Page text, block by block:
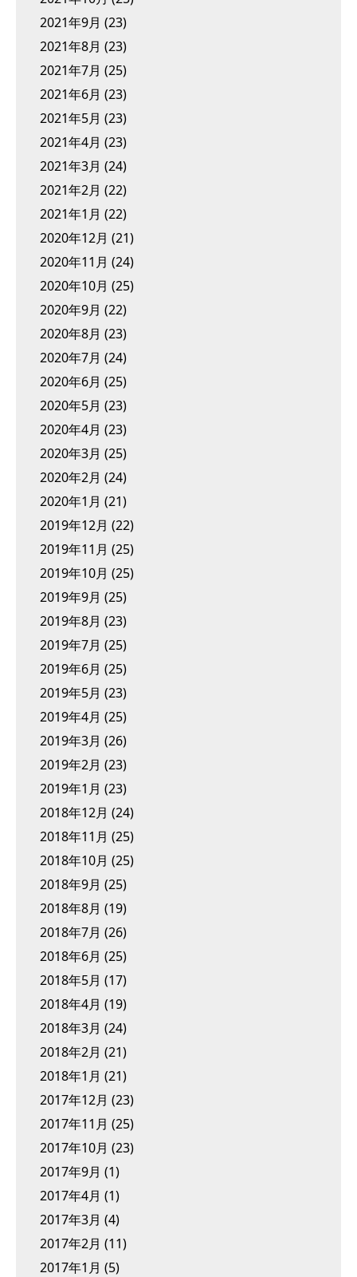
2021年9月 (23)
2021年8月 (23)
2021年7月 (25)
2021年6月 (23)
2021年5月 (23)
2021年4月 (23)
2021年3月 (24)
2021年2月 (22)
2021年1月 (22)
2020年12月 (21)
2020年11月 (24)
2020年10月 (25)
2020年9月 (22)
2020年8月 (23)
2020年7月 (24)
2020年6月 (25)
2020年5月 (23)
2020年4月 (23)
2020年3月 (25)
2020年2月 (24)
2020年1月 (21)
2019年12月 (22)
2019年11月 (25)
2019年10月 (25)
2019年9月 (25)
2019年8月 (23)
2019年7月 (25)
2019年6月 (25)
2019年5月 (23)
2019年4月 (25)
2019年3月 (26)
2019年2月 (23)
2019年1月 (23)
2018年12月 (24)
2018年11月 (25)
2018年10月 (25)
2018年9月 (25)
2018年8月 (19)
2018年7月 (26)
2018年6月 (25)
2018年5月 (17)
2018年4月 (19)
2018年3月 (24)
2018年2月 (21)
2018年1月 (21)
2017年12月 (23)
2017年11月 (25)
2017年10月 (23)
2017年9月 (1)
2017年4月 (1)
2017年3月 (4)
2017年2月 (11)
2017年1月 (5)